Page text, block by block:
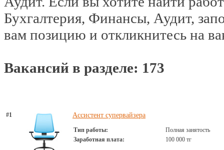
Бухгалтерия, Финансы, Аудит,
вам позицию и откликнитесь на
Вакансий в разделе: 173
#1 Ассистент супервайзера
Тип работы:
Полная занятость
Заработная плата:
100 000 тг